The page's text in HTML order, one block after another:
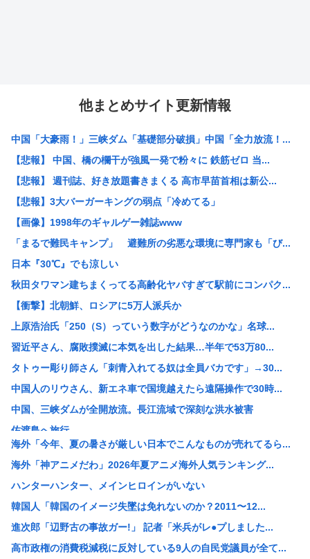
他まとめサイト更新情報
中国「大豪雨！」三峡ダム「基礎部分破損」中国「全力放流！...
【悲報】 中国、橋の欄干が強風一発で粉々に 鉄筋ゼロ 当...
【悲報】 週刊誌、好き放題書きまくる 高市早苗首相は新公...
【悲報】3大バーガーキングの弱点「冷めてる」
【画像】1998年のギャルゲー雑誌www
「まるで難民キャンプ」 避難所の劣悪な環境に専門家も「び...
日本『30℃』でも涼しい
秋田タワマン建ちまくってる高齢化ヤバすぎて駅前にコンパク...
【衝撃】北朝鮮、ロシアに5万人派兵か
上原浩治氏「250（S）っていう数字がどうなのかな」名球...
習近平さん、腐敗撲滅に本気を出した結果…半年で53万80...
タトゥー彫り師さん「刺青入れてる奴は全員バカです」→30...
中国人のリウさん、新エネ車で国境越えたら遠隔操作で30時...
中国、三峡ダムが全開放流。長江流域で深刻な洪水被害
佐渡島へ旅行
【画像】ソープランドさん、門番4人倒さないと入れないよう...
「大阪人、一家に一台たこ焼き器」←ベルギーバージョンがコ...
【静岡】結婚式の衣装合わせに向かった夫婦「何度も何度も追...
【画像】へずま議員、被災地でめちゃくちゃ働いて老人たちを...
【悲報】原爆投下を「なかったこと」にするデマ、SNSで拡...
【画像】CANDY TUNEのJKコス、誇張抜きでレベチ...
海外「今年、夏の暑さが厳しい日本でこんなものが売れてるら...
海外「神アニメだわ」2026年夏アニメ海外人気ランキング...
ハンターハンター、メインヒロインがいない
韓国人「韓国のイメージ失墜は免れないのか？2011〜12...
進次郎「辺野古の事故ガー!」 記者「米兵がレ●プしました...
高市政権の消費税減税に反対している9人の自民党議員が全て...